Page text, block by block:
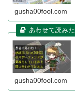
gusha00fool.com
gusha00fool.com